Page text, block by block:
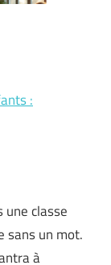
:
une classe
sans un mot.
à